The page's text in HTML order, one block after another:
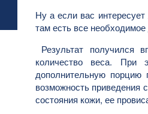
Ну а если вас
там есть все
Результат получился
количество веса. При
дополнительную
возможность приведения
состояния кожи, ее